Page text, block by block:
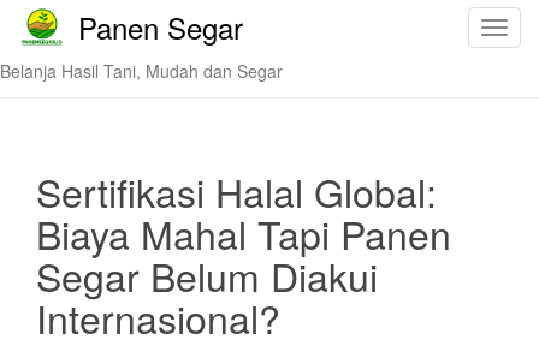
T
Panen Segar
Belanja Hasil Tani, Mudah dan Segar
Sertifikasi Halal Global:
Biaya Mahal Tapi Panen
Segar Belum Diakui
Internasional?